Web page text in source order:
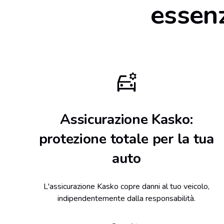
Assicurazione Kasko:
protezione totale per la tua
auto
L'assicurazione Kasko copre danni al tuo veicolo,
indipendentemente dalla responsabilità.